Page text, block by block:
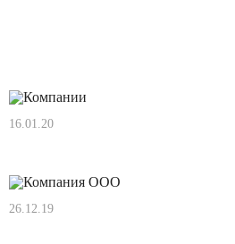
16.01.20
26.12.19